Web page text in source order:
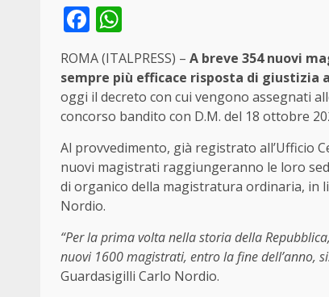
Facebook
ROMA (ITALPRESS) – A breve 354 nuovi
sempre più efficace risposta di giustizia
oggi il decreto con cui vengono assegnati
concorso bandito con D.M. del 18 ottobre
Al provvedimento, già registrato all’Ufficio
nuovi magistrati raggiungeranno le loro
di organico della magistratura ordinaria, in
Nordio.
“Per la prima volta nella storia della
nuovi 1600 magistrati, entro la fine dell’anno,
Guardasigilli Carlo Nordio.